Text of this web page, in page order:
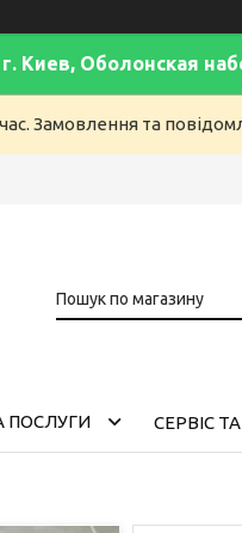
Киев, Оболонская
Замовлення та
ПОСЛУГИ СЕРВІС